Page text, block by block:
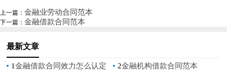
上一篇： 金融业劳动合同范本
下一篇： 金融借款合同范本
最新文章
1金融借款合同效力怎么认定 2金融机构借款合同范本